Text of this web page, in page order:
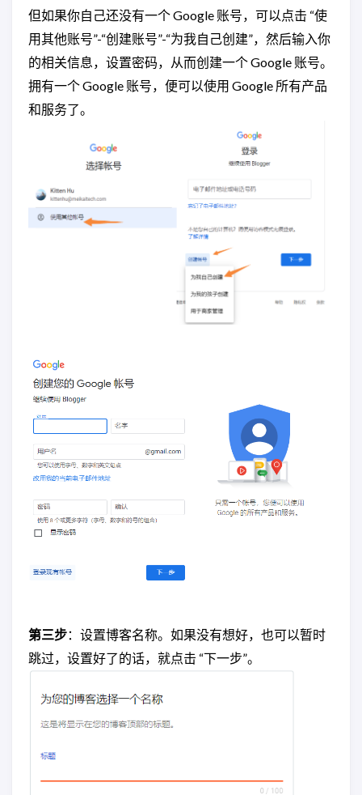
但如果你自己还没有一个 Google 账号，可以点击 “使
用其他账号”-“创建账号”-“为我自己创建”，然后输入你
的相关信息，设置密码，从而创建一个 Google 账号。
拥有一个 Google 账号，便可以使用 Google 所有产品
和服务了。
第三步：设置博客名称。如果没有想好，也可以暂时
跳过，设置好了的话，就点击 “下一步”。